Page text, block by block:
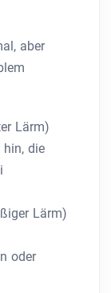
aber
Lärm)
hin, die
Lärm)
oder